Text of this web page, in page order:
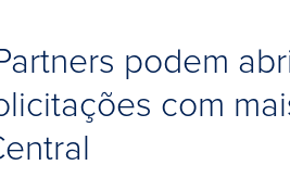
podem
com